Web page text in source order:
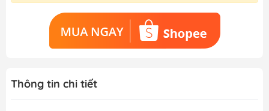
Thông tin chi tiết